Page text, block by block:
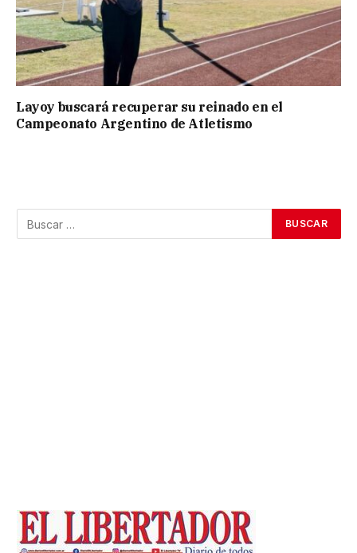
Layoy buscará recuperar su reinado en el
Campeonato Argentino de Atletismo